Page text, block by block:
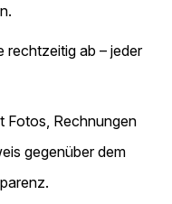
rechtzeitig ab – jeder
Fotos, Rechnungen
gegenüber dem